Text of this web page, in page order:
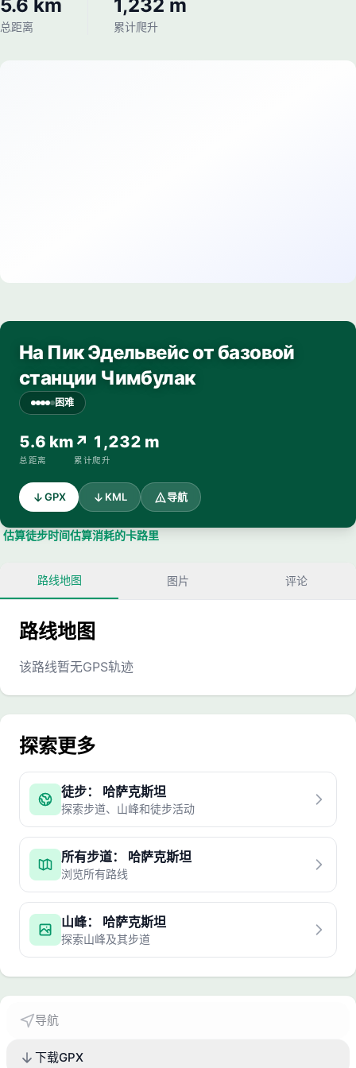
5.6 km
总距离
1,232 m
累计爬升
На Пик Эдельвейс от базовой
станции Чимбулак
困难
5.6 km
总距离
↗ 1,232 m
累计爬升
GPX KML 导航
估算徒步时间估算消耗的卡路里
路线地图 图片 评论
路线地图
该路线暂无GPS轨迹
探索更多
徒步： 哈萨克斯坦
探索步道、山峰和徒步活动
所有步道： 哈萨克斯坦
浏览所有路线
山峰： 哈萨克斯坦
探索山峰及其步道
导航
下载GPX